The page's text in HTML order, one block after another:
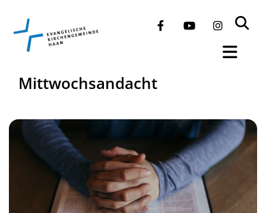
Mittwochsandacht